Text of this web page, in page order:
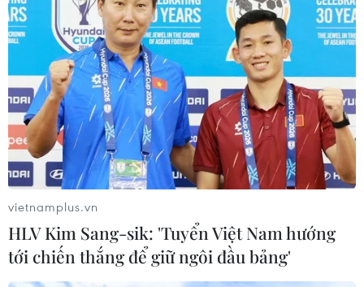
#Xung đột Hamas-Israel #Quốc hội Israel
#Dải Gaza
Israel
Theo dõi VietnamPlus
TIN LIÊN QUAN
vietnamplus.vn
HLV Kim Sang-sik: 'Tuyển Việt Nam hướng
tới chiến thắng để giữ ngôi đầu bảng'